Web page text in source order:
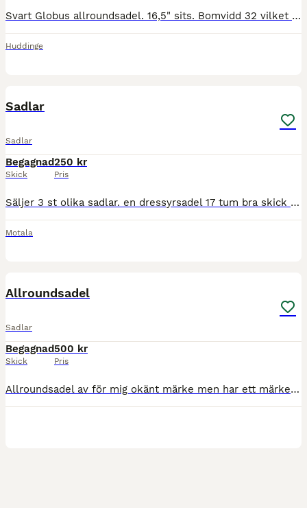
Svart Globus allroundsadel. 16,5" sits. Bomvidd 32 vilket jag tror motsvarar normal bomvidd. Fint skick, inga skador eller större skavanker. Stoppningen toppades upp och jämnades till i december förra
Huddinge
Sadlar
Sadlar
Begagnad
Skick
250 kr
Pris
Säljer 3 st olika sadlar. en dressyrsadel 17 tum bra skick 500kr. En starsyntet sadel bra skick 15”x31tum 250kr. Allroundsadel lite sliten, vet inte tum direkt. 250kr. Hämtas i motala helst. Pm
Motala
Allroundsadel
Sadlar
Begagnad
Skick
500 kr
Pris
Allroundsadel av för mig okänt märke men har ett märke " L" ,se bild. Använt till barn på islänning. Bommen mer mot vid.